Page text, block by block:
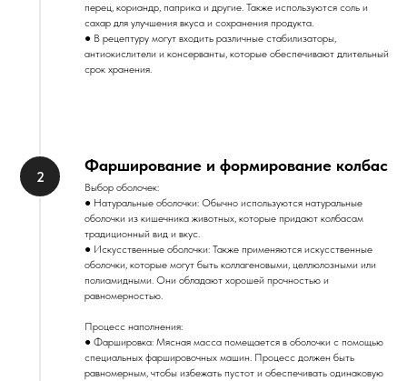
перец, кориандр, паприка и другие. Также используются соль и
сахар для улучшения вкуса и сохранения продукта.
● В рецептуру могут входить различные стабилизаторы,
антиокислители и консерванты, которые обеспечивают длительный
срок хранения.
Фарширование и формирование колбас
Выбор оболочек:
● Натуральные оболочки: Обычно используются натуральные
оболочки из кишечника животных, которые придают колбасам
традиционный вид и вкус.
● Искусственные оболочки: Также применяются искусственные
оболочки, которые могут быть коллагеновыми, целлюлозными или
полиамидными. Они обладают хорошей прочностью и
равномерностью.
Процесс наполнения:
● Фаршировка: Мясная масса помещается в оболочки с помощью
специальных фаршировочных машин. Процесс должен быть
равномерным, чтобы избежать пустот и обеспечивать одинаковую